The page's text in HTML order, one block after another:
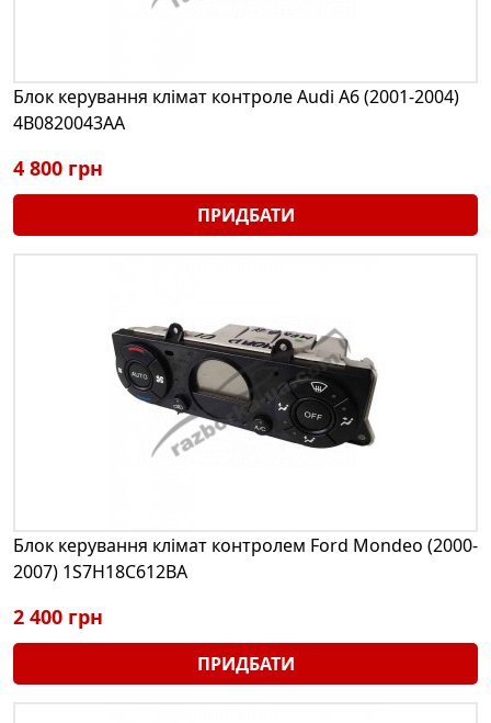
Блок керування клімат контроле Audi A6 (2001-2004)
4B0820043AA
4 800 грн
ПРИДБАТИ
Блок керування клімат контролем Ford Mondeo (2000-
2007) 1S7H18C612BA
2 400 грн
ПРИДБАТИ